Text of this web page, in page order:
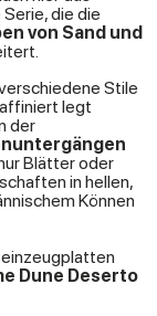
die die
von Sand und
Stile
legt
der
Blätter oder
in hellen,
Können
Dune Deserto